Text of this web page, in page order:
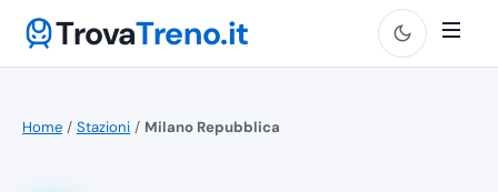
TrovaTreno.it
Home / Stazioni / Milano Repubblica